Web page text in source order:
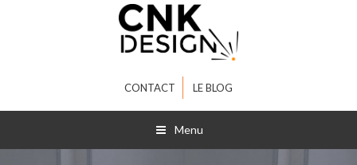
CONTACT LE BLOG
Menu